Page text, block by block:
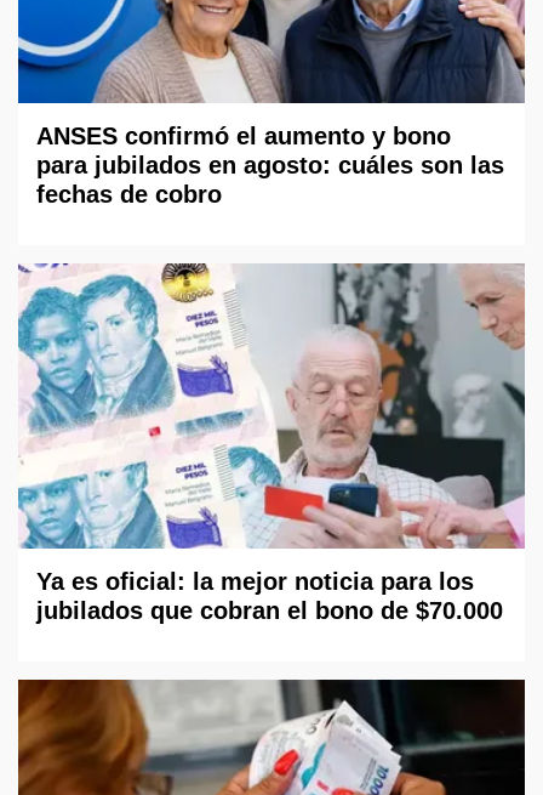
ANSES confirmó el aumento y bono
para jubilados en agosto: cuáles son las
fechas de cobro
Ya es oficial: la mejor noticia para los
jubilados que cobran el bono de $70.000